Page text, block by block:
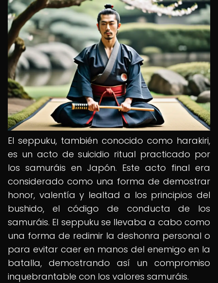
El seppuku, también conocido como harakiri,
es un acto de suicidio ritual practicado por
los samuráis en Japón. Este acto final era
considerado como una forma de demostrar
honor, valentía y lealtad a los principios del
bushido, el código de conducta de los
samuráis. El seppuku se llevaba a cabo como
una forma de redimir la deshonra personal o
para evitar caer en manos del enemigo en la
batalla, demostrando así un compromiso
inquebrantable con los valores samuráis.